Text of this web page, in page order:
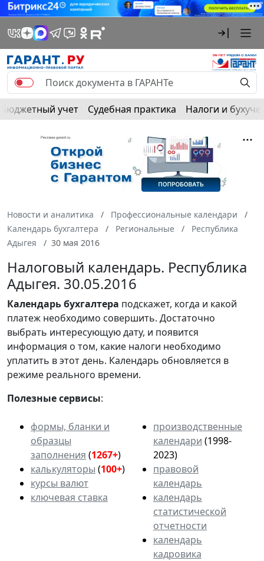
Бюджетный учет Судебная практика Налоги и
Новости и аналитика
Профессиональные календари
Календарь бухгалтера
Региональные
Республика
Адыгея
30 мая 2016
Налоговый календарь. Республика
Адыгея. 30.05.2016
Календарьбухгалтера подскажет, когда и какой
платеж необходимо совершить. Достаточно
выбрать интересующую дату, и появится
информация о том, какие налоги необходимо
уплатить в этот день. Календарь обновляется в
режиме реального времени.
Полезные сервисы:
формы, бланки и
образцы
заполнения (1267+)
калькуляторы (100+)
курсы валют
ключевая ставка
производственные
календари (1998-
2023)
правовой
календарь
календарь
статистической
отчетности
календарь
кадровика